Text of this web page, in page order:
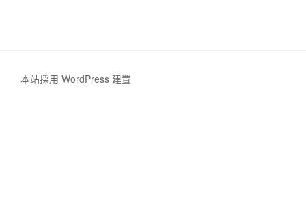
本站採用 WordPress 建置